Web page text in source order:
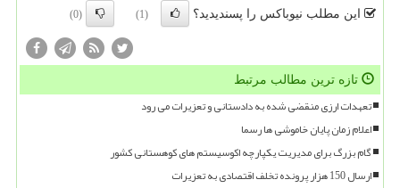
این مطلب نیوباکس را پسندیدید؟ (1)
(0)
تازه ترین مطالب مرتبط
تعهدات ارزی منقضی شده به دادستانی و تعزیرات می رود
اعلام زمان پایان خاموشی ها رسما
گام بزرگ برای مدیریت یکپارچه اکوسیستم های کوهستانی کشور
ارسال 150 هزار پرونده تخلف اقتصادی به تعزیرات